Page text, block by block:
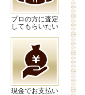
プロの方に査定
してもらいたい
現金でお支払い